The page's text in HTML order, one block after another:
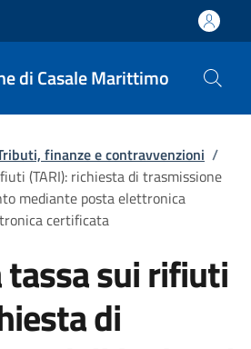
di Casale Marittimo
finanze e contravvenzioni /
(TARI): richiesta di trasmissione
mediante posta elettronica
certificata
tassa sui rifiuti
di